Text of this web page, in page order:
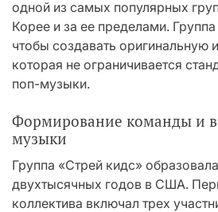
одной из самых популярных
Корее и за ее пределами.
чтобы создавать
которая не ограничивается
поп-музыки.
Формирование команды и
музыки
Группа «Стрей кидс»
двухтысячных годов в США.
коллектива включал трех